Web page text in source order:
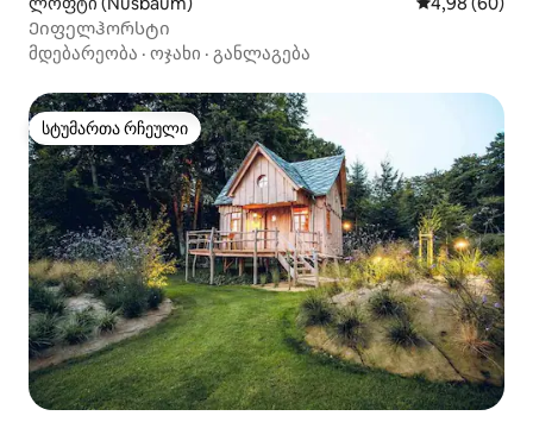
Ეიფელჰორსტი
მდებარეობა · ოჯახი · განლაგება
სტუმართა რჩეული
სტუმართა რჩეული